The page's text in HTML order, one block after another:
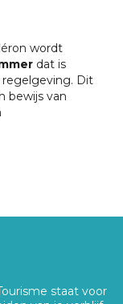
wordt
dat is
Dit
bewijs van
staat voor